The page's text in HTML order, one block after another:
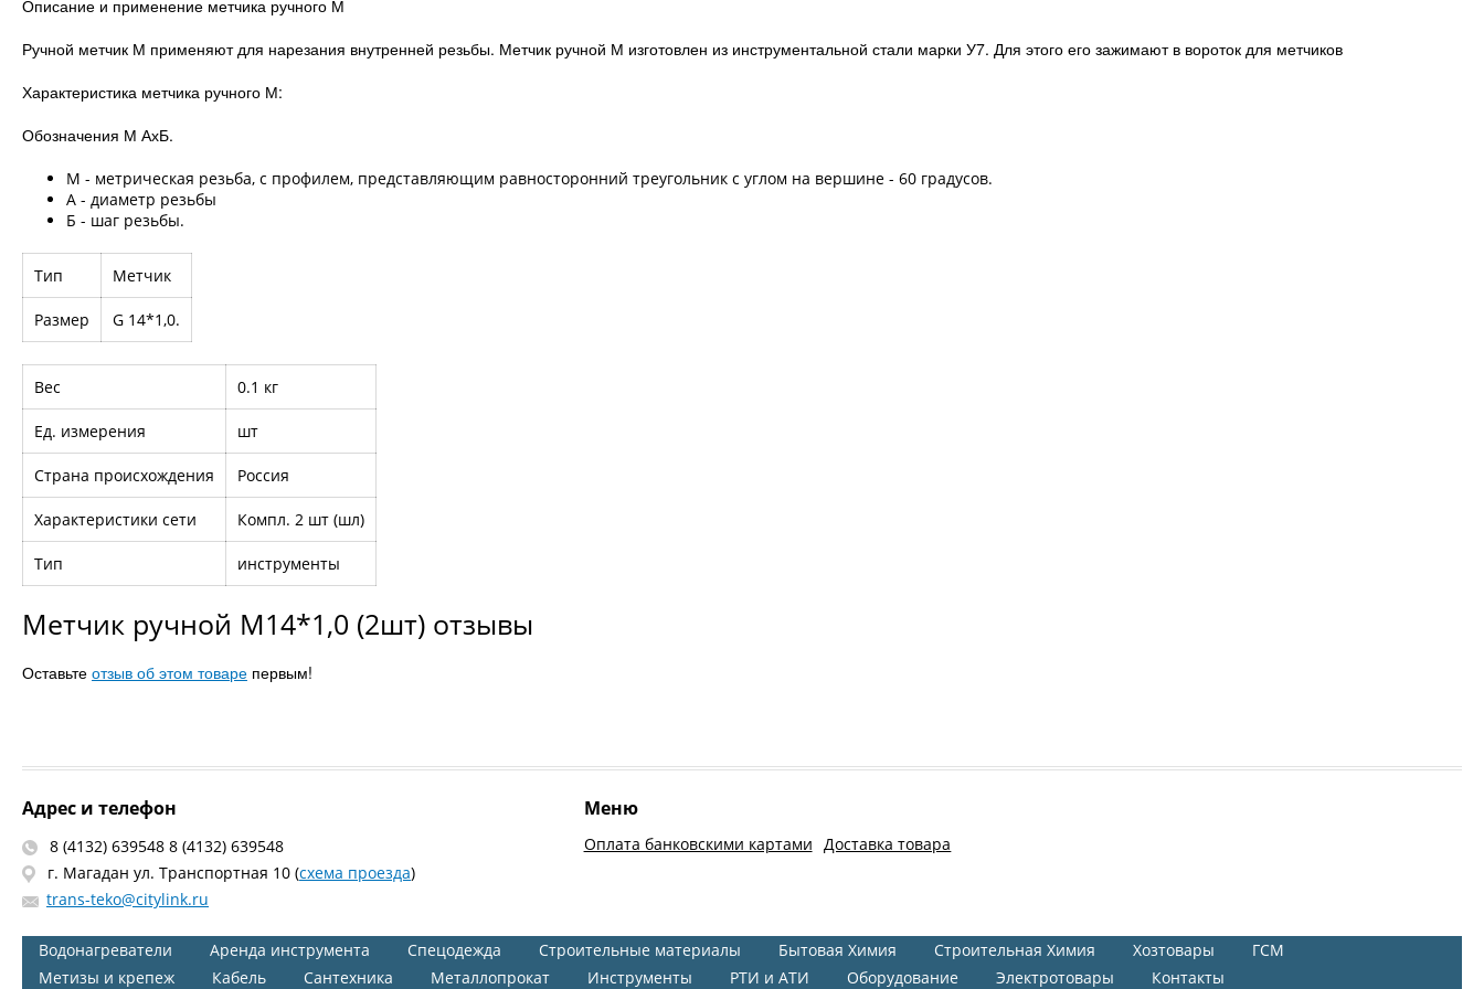
Описание и применение метчика ручного М
Ручной метчик М применяют для нарезания внутренней резьбы. Метчик ручной М изготовлен из инструментальной стали марки У7. Для этого его зажимают в вороток для метчиков
Характеристика метчика ручного М:
Обозначения М АхБ.
М - метрическая резьба, с профилем, представляющим равносторонний треугольник с углом на вершине - 60 градусов.
А - диаметр резьбы
Б - шаг резьбы.
Тип Метчик
Размер G 14*1,0.
Вес 0.1 кг
Ед. измерения шт
Страна происхождения Россия
Характеристики сети Компл. 2 шт (шл)
Тип инструменты
Метчик ручной М14*1,0 (2шт) отзывы
Оставьте отзыв об этом товаре первым!
Адрес и телефон
8 (4132) 639548 8 (4132) 639548
г. Магадан ул. Транспортная 10 (схема проезда)
trans-teko@citylink.ru
Меню
Оплата банковскими картами Доставка товара
Водонагреватели Аренда инструмента Спецодежда Строительные материалы Бытовая Химия Строительная Химия Хозтовары
ГСМ
Метизы и крепеж
Кабель Сантехника Металлопрокат Инструменты РТИ и АТИ Оборудование Электротовары Контакты